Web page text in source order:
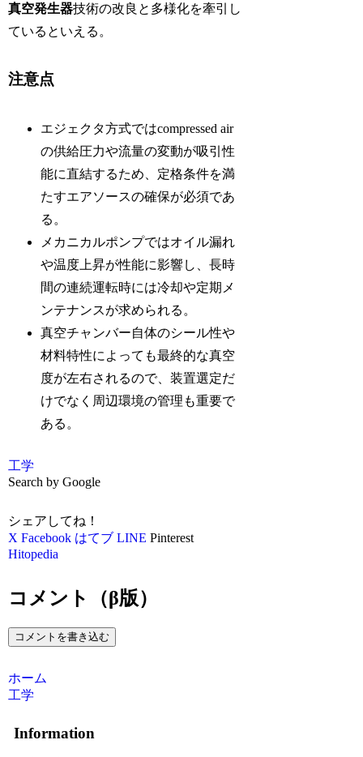
真空発生器技術の改良と多様化を牽引し
ているといえる。
注意点
エジェクタ方式ではcompressed air
の供給圧力や流量の変動が吸引性
能に直結するため、定格条件を満
たすエアソースの確保が必須であ
る。
メカニカルポンプではオイル漏れ
や温度上昇が性能に影響し、長時
間の連続運転時には冷却や定期メ
ンテナンスが求められる。
真空チャンバー自体のシール性や
材料特性によっても最終的な真空
度が左右されるので、装置選定だ
けでなく周辺環境の管理も重要で
ある。
工学
Search by Google
シェアしてね！
X Facebook はてブ LINE Pinterest
Hitopedia
コメント（β版）
コメントを書き込む
ホーム
工学
Information